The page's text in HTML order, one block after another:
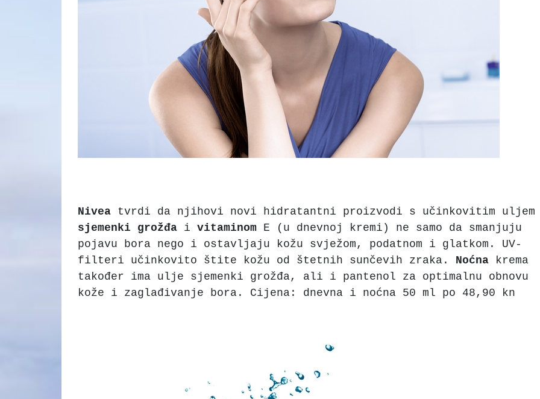
Nivea tvrdi da njihovi novi hidratantni proizvodi s učinkovitim
sjemenki
grožđa i vitaminom E (u dnevnoj kremi) ne samo da smanjuju
pojavu bora nego i ostavljaju kožu svježom, podatnom i glatkom. UV-
filteri učinkovito štite kožu od štetnih sunčevih zraka. Noćna krema
također ima ulje sjemenki grožđa, ali i pantenol za optimalnu obnovu
kože i zaglađivanje bora. Cijena: dnevna i noćna 50 ml po 48,90 kn